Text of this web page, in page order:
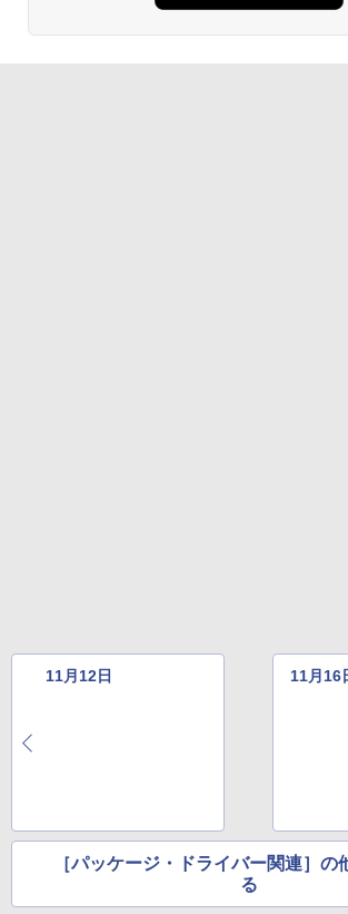
11月12日 11月16
［パッケージ・ドライバー関連］の
る